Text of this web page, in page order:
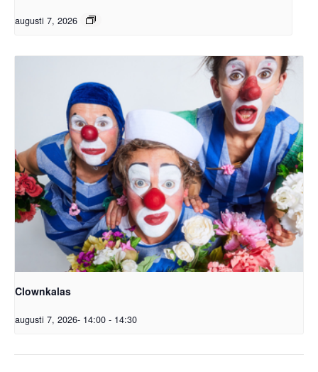
augusti 7, 2026
Clownkalas
augusti 7, 2026- 14:00 - 14:30